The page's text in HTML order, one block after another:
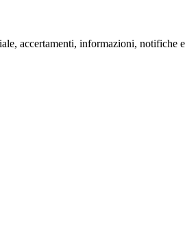
accertamenti, informazioni, notifiche